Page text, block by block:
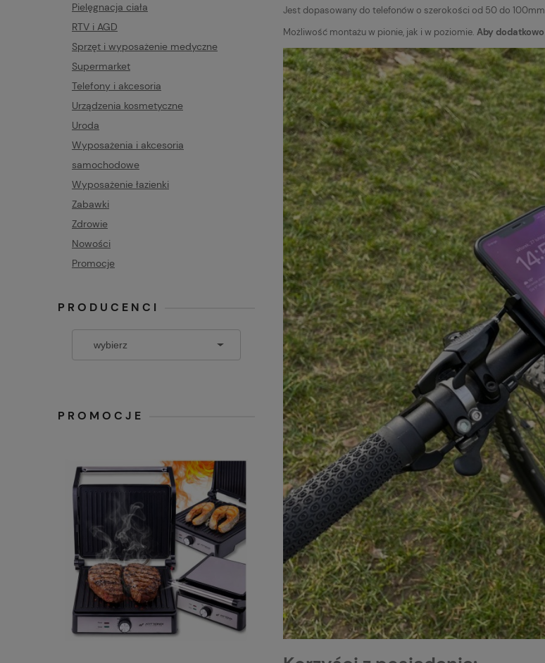
Pielęgnacja ciała
RTV i AGD
Sprzęt i wyposażenie medyczne
Supermarket
Telefony i akcesoria
Urządzenia kosmetyczne
Uroda
Wyposażenia i akcesoria
samochodowe
Wyposażenie łazienki
Zabawki
Zdrowie
Nowości
Promocje
PRODUCENCI
PROMOCJE
Jest dopasowany do telefonów o szerokości od 50 do
Możliwość montażu w pionie, jak i w poziomie. Aby